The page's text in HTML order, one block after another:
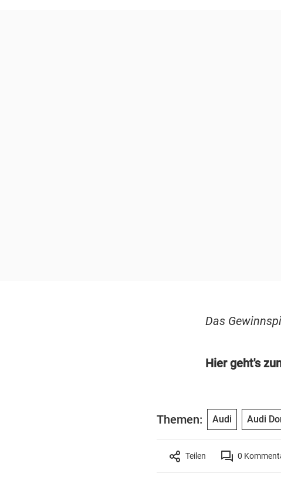
Das
Hier geht's
Themen: Audi Audi
Teilen 0